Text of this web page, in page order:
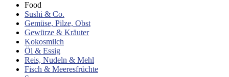
Food
Sushi & Co.
Gemüse, Pilze, Obst
Gewürze & Kräuter
Kokosmilch
Öl & Essig
Reis, Nudeln & Mehl
Fisch & Meeresfrüchte